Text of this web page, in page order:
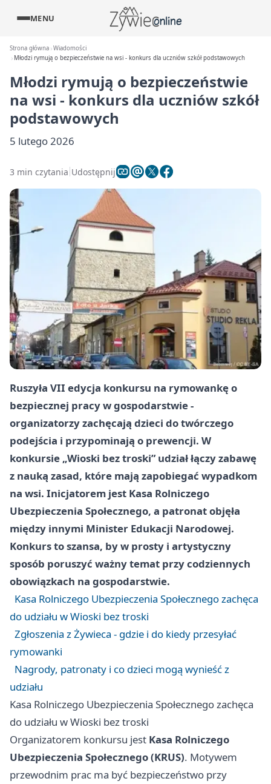
MENU
Strona główna Wiadomości
Młodzi rymują o bezpieczeństwie na wsi - konkurs dla uczniów szkół podstawowych
Młodzi rymują o bezpieczeństwie
na wsi - konkurs dla uczniów szkół
podstawowych
5 lutego 2026
3 min czytania Udostępnij
Ruszyła VII edycja konkursu na rymowankę o
bezpiecznej pracy w gospodarstwie -
organizatorzy zachęcają dzieci do twórczego
podejścia i przypominają o prewencji. W
konkursie „Wioski bez troski” udział łączy zabawę
z nauką zasad, które mają zapobiegać wypadkom
na wsi. Inicjatorem jest Kasa Rolniczego
Ubezpieczenia Społecznego, a patronat objęła
między innymi Minister Edukacji Narodowej.
Konkurs to szansa, by w prosty i artystyczny
sposób poruszyć ważny temat przy codziennych
obowiązkach na gospodarstwie.
Kasa Rolniczego Ubezpieczenia Społecznego zachęca
do udziału w Wioski bez troski
Zgłoszenia z Żywieca - gdzie i do kiedy przesyłać
rymowanki
Nagrody, patronaty i co dzieci mogą wynieść z
udziału
Kasa Rolniczego Ubezpieczenia Społecznego zachęca
do udziału w Wioski bez troski
Organizatorem konkursu jest Kasa Rolniczego
Ubezpieczenia Społecznego (KRUS). Motywem
przewodnim prac ma być bezpieczeństwo przy